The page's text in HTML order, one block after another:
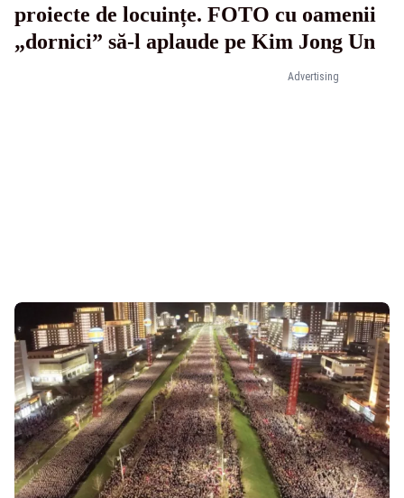
Advertising
proiecte de locuințe. FOTO cu oamenii
„dornici” să-l aplaude pe Kim Jong Un